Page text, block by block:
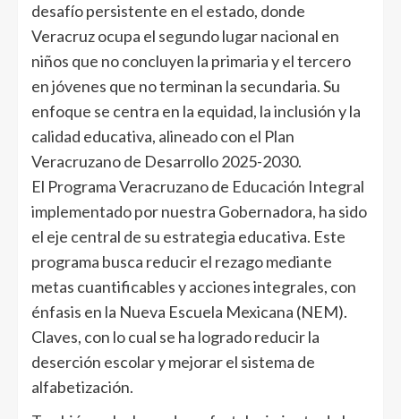
desafío persistente en el estado, donde
Veracruz ocupa el segundo lugar nacional en
niños que no concluyen la primaria y el tercero
en jóvenes que no terminan la secundaria. Su
enfoque se centra en la equidad, la inclusión y la
calidad educativa, alineado con el Plan
Veracruzano de Desarrollo 2025-2030.
El Programa Veracruzano de Educación Integral
implementado por nuestra Gobernadora, ha sido
el eje central de su estrategia educativa. Este
programa busca reducir el rezago mediante
metas cuantificables y acciones integrales, con
énfasis en la Nueva Escuela Mexicana (NEM).
Claves, con lo cual se ha logrado reducir la
deserción escolar y mejorar el sistema de
alfabetización.